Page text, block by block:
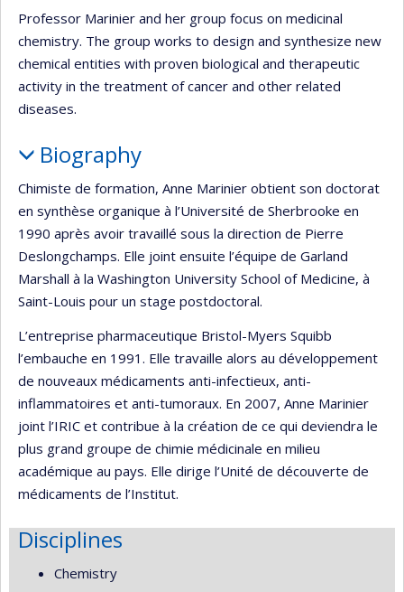
Professor Marinier and her group focus on medicinal
chemistry. The group works to design and synthesize new
chemical entities with proven biological and therapeutic
activity in the treatment of cancer and other related
diseases.
Biography
Chimiste de formation, Anne Marinier obtient son doctorat
en synthèse organique à l’Université de Sherbrooke en
1990 après avoir travaillé sous la direction de Pierre
Deslongchamps. Elle joint ensuite l’équipe de Garland
Marshall à la Washington University School of Medicine, à
Saint-Louis pour un stage postdoctoral.
L’entreprise pharmaceutique Bristol-Myers Squibb
l’embauche en 1991. Elle travaille alors au développement
de nouveaux médicaments anti-infectieux, anti-
inflammatoires et anti-tumoraux. En 2007, Anne Marinier
joint l’IRIC et contribue à la création de ce qui deviendra le
plus grand groupe de chimie médicinale en milieu
académique au pays. Elle dirige l’Unité de découverte de
médicaments de l’Institut.
Disciplines
Chemistry